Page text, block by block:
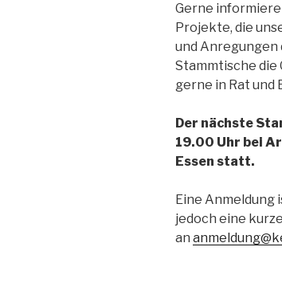
Gerne
Projekte, die
und
Stammtische die
gerne in Rat
Der nächste
19.00 Uhr bei
Essen statt.
Eine Anmeldung
jedoch eine
an